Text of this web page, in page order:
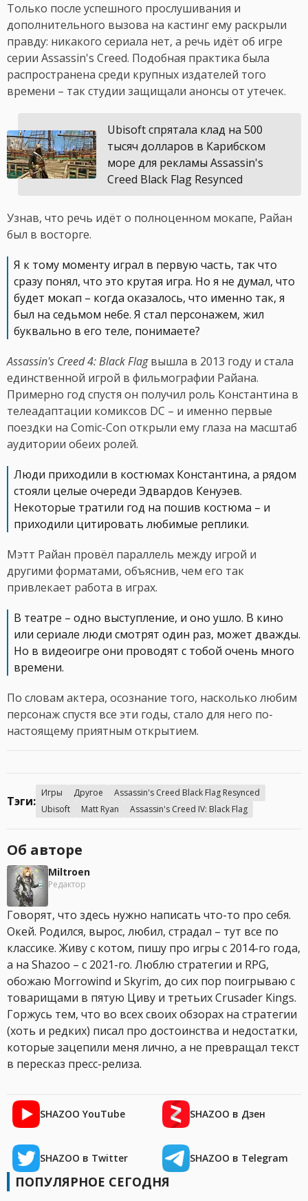
Только после успешного прослушивания и
дополнительного вызова на кастинг ему раскрыли
правду: никакого сериала нет, а речь идёт об игре
серии Assassin's Creed. Подобная практика была
распространена среди крупных издателей того
времени – так студии защищали анонсы от утечек.
Ubisoft спрятала клад на 500
тысяч долларов в Карибском
море для рекламы Assassin's
Creed Black Flag Resynced
Узнав, что речь идёт о полноценном мокапе, Райан
был в восторге.
Я к тому моменту играл в первую часть, так что
сразу понял, что это крутая игра. Но я не думал, что
будет мокап – когда оказалось, что именно так, я
был на седьмом небе. Я стал персонажем, жил
буквально в его теле, понимаете?
Assassin's Creed 4: Black Flagвышла в 2013 году и стала
единственной игрой в фильмографии Райана.
Примерно год спустя он получил роль Константина в
телеадаптации комиксов DC – и именно первые
поездки на Comic-Con открыли ему глаза на масштаб
аудитории обеих ролей.
Люди приходили в костюмах Константина, а рядом
стояли целые очереди Эдвардов Кенуэев.
Некоторые тратили год на пошив костюма – и
приходили цитировать любимые реплики.
Мэтт Райан провёл параллель между игрой и
другими форматами, объяснив, чем его так
привлекает работа в играх.
В театре – одно выступление, и оно ушло. В кино
или сериале люди смотрят один раз, может дважды.
Но в видеоигре они проводят с тобой очень много
времени.
По словам актера, осознание того, насколько любим
персонаж спустя все эти годы, стало для него по-
настоящему приятным открытием.
Тэги:
Игры Другое
Assassin's Creed Black Flag Resynced
Ubisoft
Matt Ryan Assassin's Creed IV: Black Flag
Об авторе
Miltroen
Редактор
Говорят, что здесь нужно написать что-то про себя.
Окей. Родился, вырос, любил, страдал – тут все по
классике. Живу с котом, пишу про игры с 2014-го года,
а на Shazoo – с 2021-го. Люблю стратегии и RPG,
обожаю Morrowind и Skyrim, до сих пор поигрываю с
товарищами в пятую Циву и третьих Crusader Kings.
Горжусь тем, что во всех своих обзорах на стратегии
(хоть и редких) писал про достоинства и недостатки,
которые зацепили меня лично, а не превращал текст
в пересказ пресс-релиза.
SHAZOO YouTube SHAZOO в Дзен
SHAZOO в Twitter SHAZOO в Telegram
ПОПУЛЯРНОЕ СЕГОДНЯ